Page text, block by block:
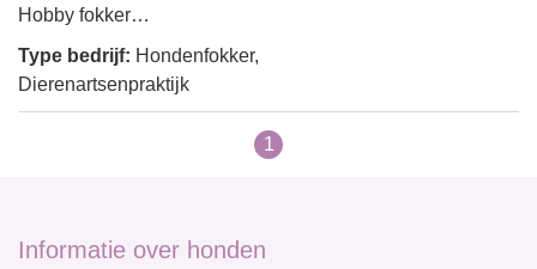
Hobby fokker…
Type bedrijf: Hondenfokker,
Dierenartsenpraktijk
1
Informatie over honden